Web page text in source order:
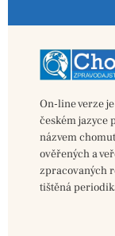
On-line verze
českém jazyce
názvem
ověřených a
zpracovaných
tištěná